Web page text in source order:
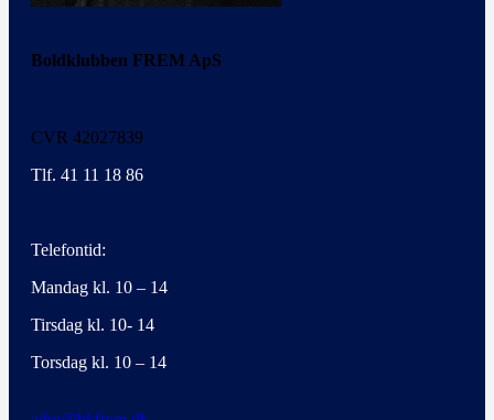
Boldklubben FREM ApS
CVR 42027839
Tlf. 41 11 18 86
Telefontid:
Mandag kl. 10 – 14
Tirsdag kl. 10- 14
Torsdag kl. 10 – 14